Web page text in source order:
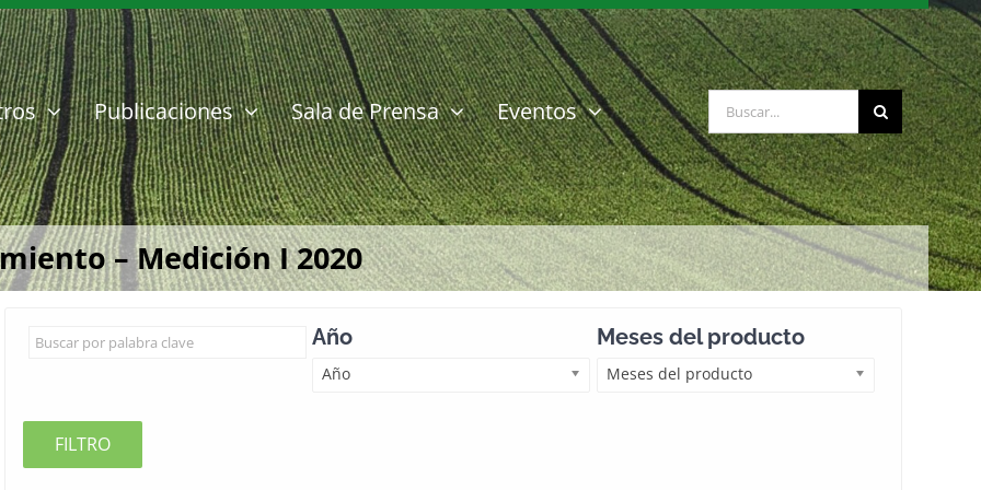
Publicaciones Sala de Prensa Eventos Buscar:
– Medición I 2020
Año
Año
Meses del producto
Meses del producto
FILTRO